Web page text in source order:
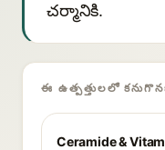
చర్మానికి.
ఈ ఉత్పత్తులలో
Ceramide &